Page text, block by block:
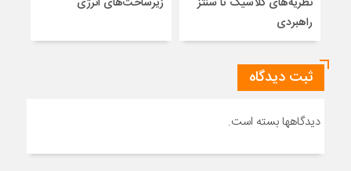
راهبردی
ثبت دیدگاه
دیدگاهها بسته است.